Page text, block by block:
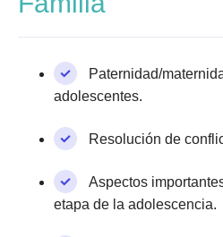
Paternidad/
adolescentes.
Resolución de
Aspectos
etapa de la adolescencia.